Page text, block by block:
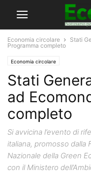
Economia circolare
Stati
Programma completo
Economia circolare
Stati
ad
completo
Si avvicina l’evento di
italiana, promosso dalla
Nazionale della Green
con il Ministero